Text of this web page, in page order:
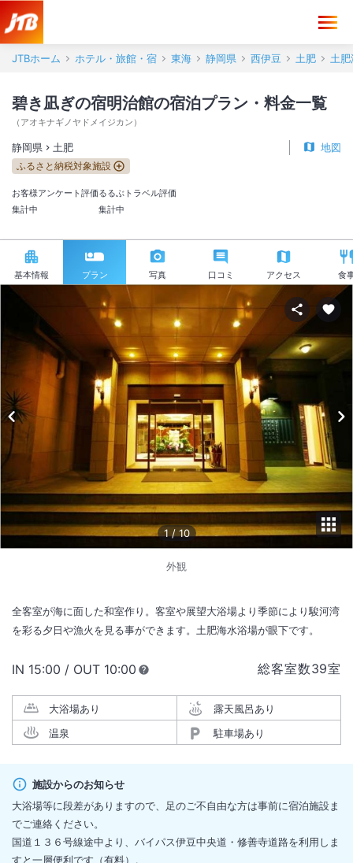
JTBホーム ホテル・旅館・宿 東海 静岡県 西伊豆 土肥 土
碧き凪ぎの宿明治館の宿泊プラン・料金一覧
（ アオキナギノヤドメイジカン ）
静岡県 土肥 地図
ふるさと納税対象施設
お客様アンケート評価
集計中
るるぶトラベル評価
集計中
基本情報 プラン 写真 口コミ アクセス 食
1 / 10
外観
全客室が海に面した和室作り。客室や展望大浴場より季節により駿河湾
を彩る夕日や漁火を見る事ができます。土肥海水浴場が眼下です。
総客室数39室
IN チェックイン
15:00 / OUT チェックアウト
10:00
大浴場あり
露天風呂あり
温泉
駐車場あり
施設からのお知らせ
大浴場等に段差がありますので、足のご不自由な方は事前に宿泊施設ま
でご連絡ください。
国道１３６号線途中より、バイパス伊豆中央道・修善寺道路を利用しま
すと一層便利です（有料）。